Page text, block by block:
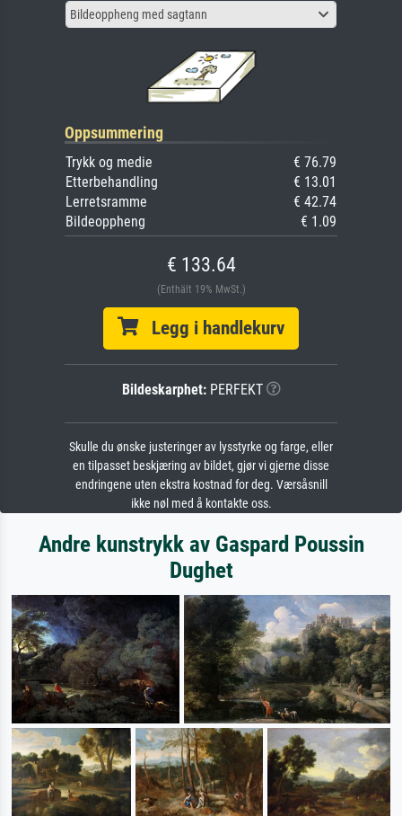
Bildeoppheng med sagtann
Oppsummering
Trykk og medie
€ 76.79
Etterbehandling
€ 13.01
Lerretsramme
€ 42.74
Bildeoppheng
€ 1.09
€ 133.64
(Enthält 19% MwSt.)
Legg i handlekurv
Bildeskarphet:PERFEKT
Skulle du ønske justeringer av lysstyrke og farge, eller
en tilpasset beskjæring av bildet, gjør vi gjerne disse
endringene uten ekstra kostnad for deg. Værsåsnill
ikke nøl med å kontakte oss.
Andre kunstrykk av Gaspard Poussin
Dughet